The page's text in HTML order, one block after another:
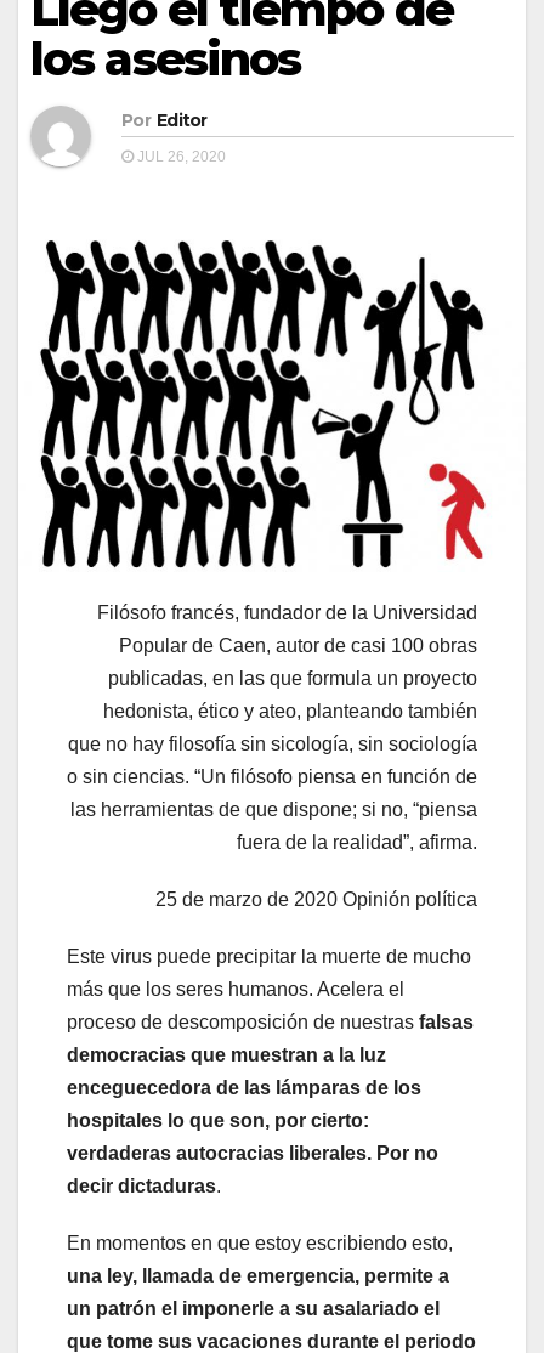
los asesinos
Por Editor
JUL 26, 2020
Filósofo francés, fundador de la Universidad
Popular de Caen, autor de casi 100 obras
publicadas, en las que formula un proyecto
hedonista, ético y ateo, planteando también
que no hay filosofía sin sicología, sin sociología
o sin ciencias. “Un filósofo piensa en función de
las herramientas de que dispone; si no, “piensa
fuera de la realidad”, afirma.
25 de marzo de 2020 Opinión política
Este virus puede precipitar la muerte de mucho
más que los seres humanos. Acelera el
proceso de descomposición de nuestras falsas
democracias que muestran a la luz
enceguecedora de las lámparas de los
hospitales lo que son, por cierto:
verdaderas autocracias liberales. Por no
decir dictaduras.
En momentos en que estoy escribiendo esto,
una ley, llamada de emergencia, permite a
un patrón el imponerle a su asalariado el
que tome sus vacaciones durante el periodo